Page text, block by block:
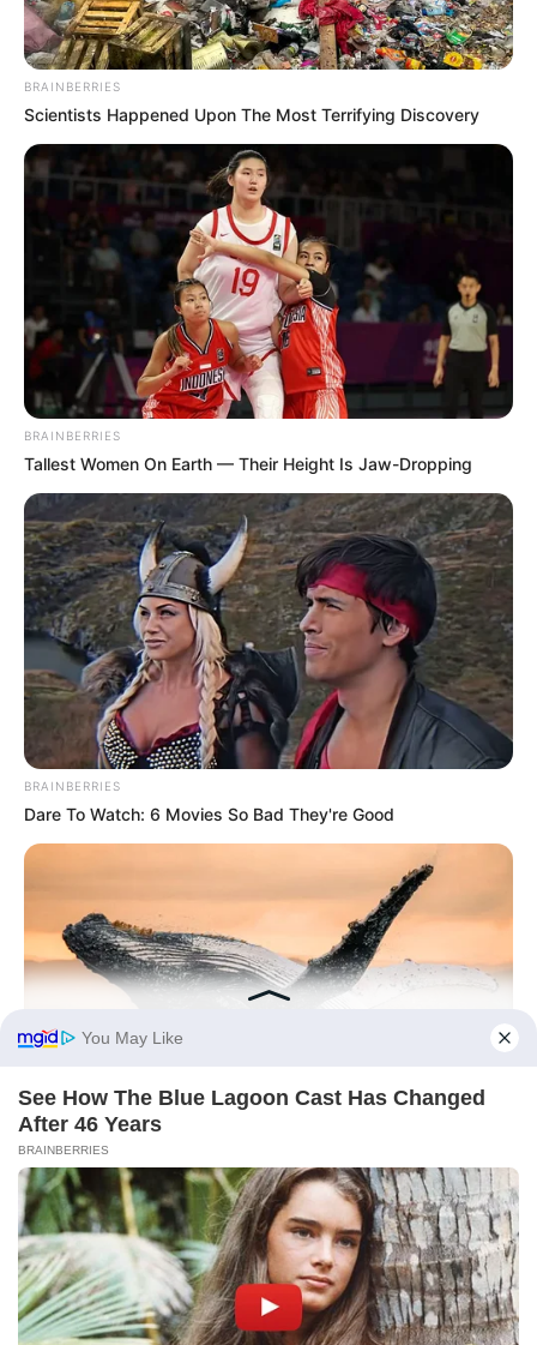
BRAINBERRIES
Scientists Happened Upon The Most Terrifying Discovery
BRAINBERRIES
Tallest Women On Earth — Their Height Is Jaw-Dropping
BRAINBERRIES
Dare To Watch: 6 Movies So Bad They're Good
BRAINBERRIES
Is There An Intersex Whale? This Finding Baffles Science
BRAINBERRIES
Clothes And Shoes Are The Real Challenges For This Family!
BRAINBERRIES
The Insane True Stories Behind Cameron's Biggest Films